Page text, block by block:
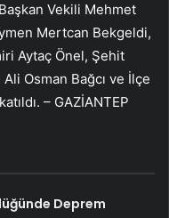
Vekili Mehmet
Mertcan Bekgeldi,
Aytaç Önel, Şehit
Osman Bağcı ve İlçe
– GAZİANTEP
Deprem